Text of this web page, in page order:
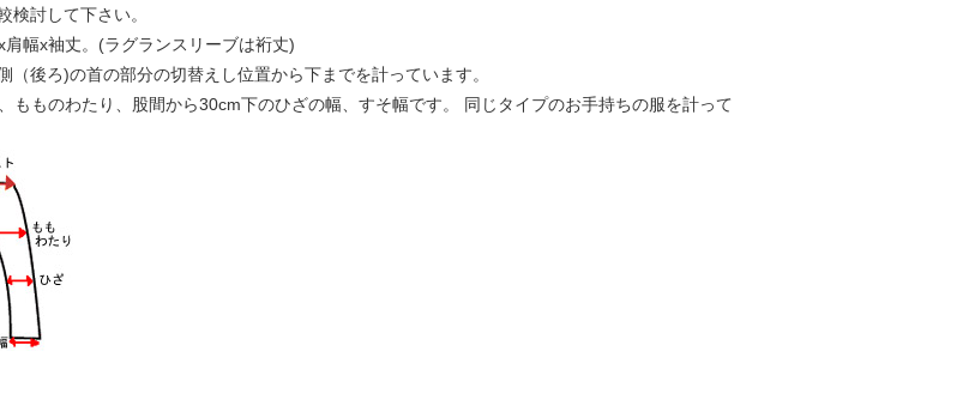
検討して下さい。
幅x袖丈。(ラグランスリーブは裄丈)
後ろ)の首の部分の切替えし位置から下までを計っています。
もものわたり、股間から30cm下のひざの幅、すそ幅です。 同じタイプのお手持ちの服を計って